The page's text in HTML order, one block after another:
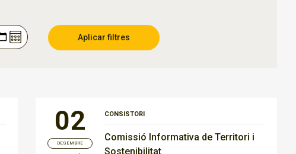
02
DESEMBRE
CONSISTORI
Comissió Informativa de Territori i
Sostenibilitat